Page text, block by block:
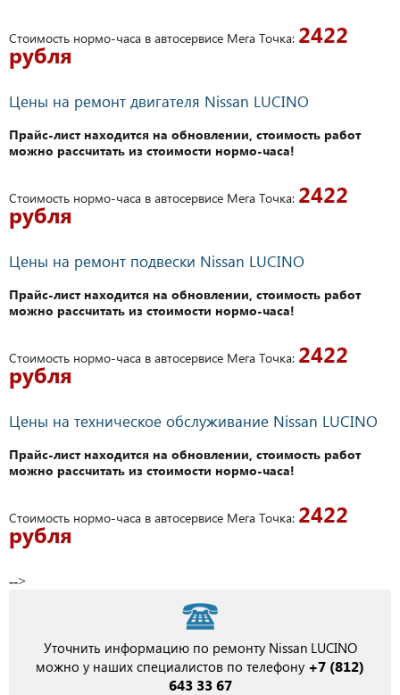
Стоимость нормо-часа в автосервисе Мега Точка: 2422
рубля
Цены на ремонт двигателя Nissan LUCINO
Прайс-лист находится на обновлении, стоимость работ
можно рассчитать из стоимости нормо-часа!
Стоимость нормо-часа в автосервисе Мега Точка: 2422
рубля
Цены на ремонт подвески Nissan LUCINO
Прайс-лист находится на обновлении, стоимость работ
можно рассчитать из стоимости нормо-часа!
Стоимость нормо-часа в автосервисе Мега Точка: 2422
рубля
Цены на техническое обслуживание Nissan LUCINO
Прайс-лист находится на обновлении, стоимость работ
можно рассчитать из стоимости нормо-часа!
Стоимость нормо-часа в автосервисе Мега Точка: 2422
рубля
-->
Уточнить информацию по ремонту Nissan LUCINO
можно у наших специалистов по телефону +7 (812)
643 33 67